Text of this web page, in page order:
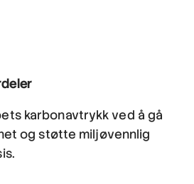
karbonavtrykk ved å gå
og støtte miljøvennlig